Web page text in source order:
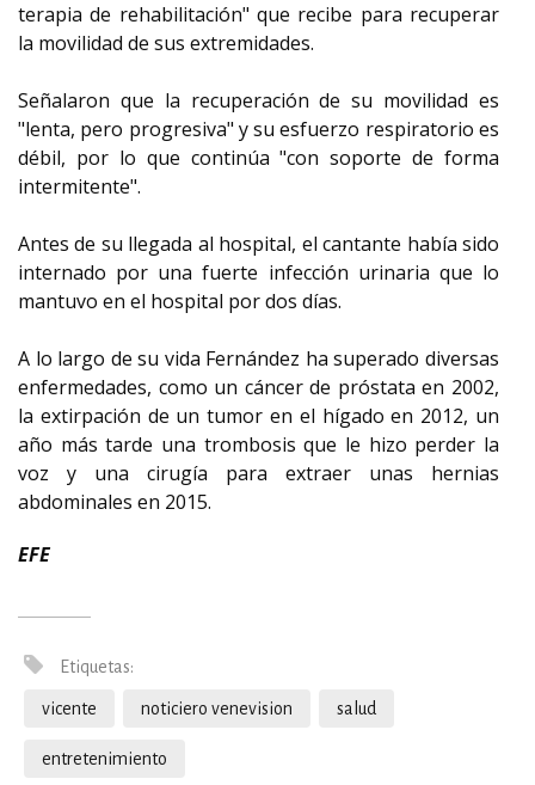
terapia de rehabilitación" que recibe para recuperar
la movilidad de sus extremidades.
Señalaron que la recuperación de su movilidad es
"lenta, pero progresiva" y su esfuerzo respiratorio es
débil, por lo que continúa "con soporte de forma
intermitente".
Antes de su llegada al hospital, el cantante había sido
internado por una fuerte infección urinaria que lo
mantuvo en el hospital por dos días.
A lo largo de su vida Fernández ha superado diversas
enfermedades, como un cáncer de próstata en 2002,
la extirpación de un tumor en el hígado en 2012, un
año más tarde una trombosis que le hizo perder la
voz y una cirugía para extraer unas hernias
abdominales en 2015.
EFE
Etiquetas:
vicente noticiero venevision salud
entretenimiento